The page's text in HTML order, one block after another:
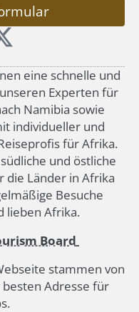
eine schnelle und
Experten für
Namibia sowie
individueller und
für Afrika.
und östliche
die Länder in Afrika
Besuche
lieben Afrika.
Board
stammen von
besten Adresse für